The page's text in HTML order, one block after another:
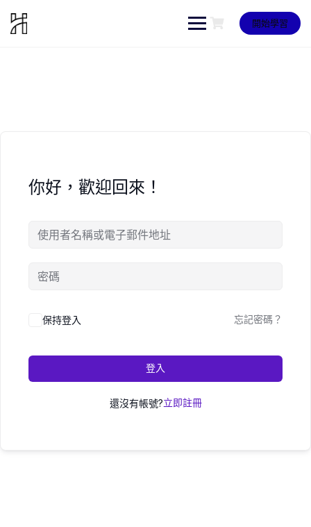
content
開始學習
你好，歡迎回來！
保持登入 忘記密碼？
登入
還沒有帳號?立即註冊